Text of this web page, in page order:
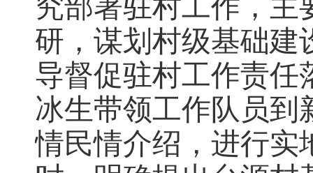
研，谋划村级基础建
导督促驻村工作责任
冰生带领工作队员到
情民情介绍，进行实